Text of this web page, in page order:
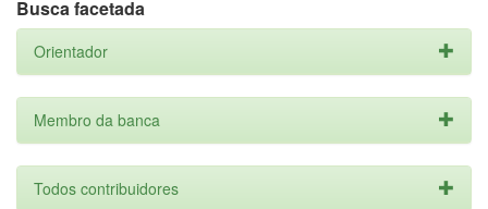
Busca facetada
Orientador
Membro da banca
Todos contribuidores